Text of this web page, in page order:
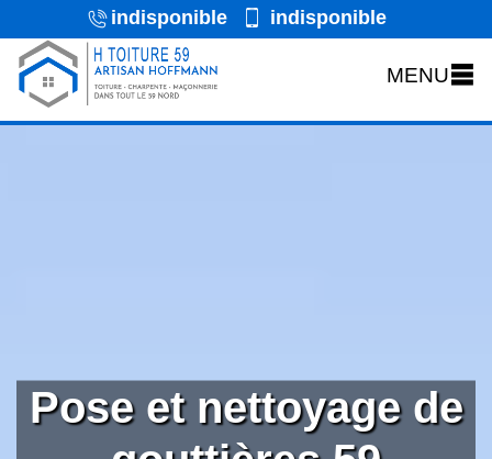
indisponible indisponible
MENU
Pose et nettoyage de